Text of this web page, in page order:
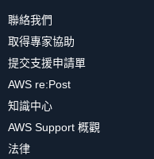
聯絡我們
取得專家協助
提交支援申請單
AWS re:Post
知識中心
AWS Support 概觀
法律